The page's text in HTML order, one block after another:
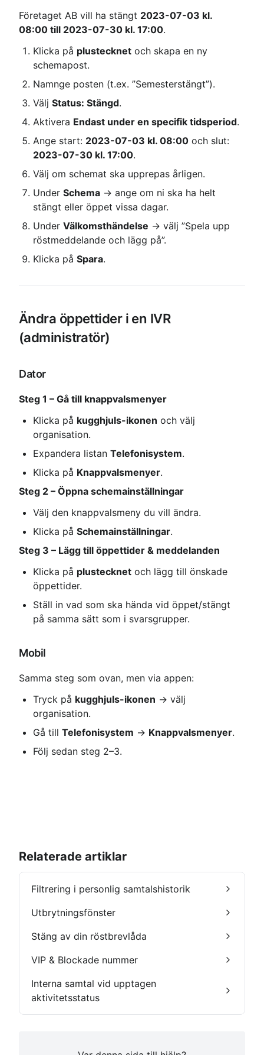
Företaget AB vill ha stängt 2023-07-03 kl.
08:00 till 2023-07-30 kl. 17:00.
Klicka på plustecknet och skapa en ny
schemapost.
Namnge posten (t.ex. ”Semesterstängt”).
Välj Status: Stängd.
Aktivera Endast under en specifik tidsperiod.
Ange start: 2023-07-03 kl. 08:00 och slut:
2023-07-30 kl. 17:00.
Välj om schemat ska upprepas årligen.
Under Schema → ange om ni ska ha helt
stängt eller öppet vissa dagar.
Under Välkomsthändelse → välj ”Spela upp
röstmeddelande och lägg på”.
Klicka på Spara.
Ändra öppettider i en IVR
(administratör)
Dator
Steg 1 – Gå till knappvalsmenyer
Klicka på kugghjuls-ikonen och välj
organisation.
Expandera listan Telefonisystem.
Klicka på Knappvalsmenyer.
Steg 2 – Öppna schemainställningar
Välj den knappvalsmeny du vill ändra.
Klicka på Schemainställningar.
Steg 3 – Lägg till öppettider & meddelanden
Klicka på plustecknet och lägg till önskade
öppettider.
Ställ in vad som ska hända vid öppet/stängt
på samma sätt som i svarsgrupper.
Mobil
Samma steg som ovan, men via appen:
Tryck på kugghjuls-ikonen → välj
organisation.
Gå till Telefonisystem → Knappvalsmenyer.
Följ sedan steg 2–3.
Relaterade artiklar
Filtrering i personlig samtalshistorik
Utbrytningsfönster
Stäng av din röstbrevlåda
VIP & Blockade nummer
Interna samtal vid upptagen
aktivitetsstatus